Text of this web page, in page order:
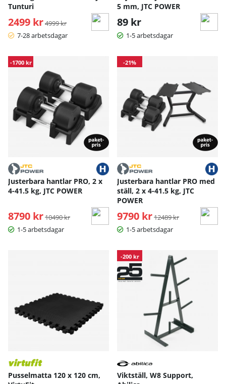
Tunturi
2499 kr Ordinarie pris:
4999 kr
7-28 arbetsdagar
5 mm, JTC POWER
89 kr
1-5 arbetsdagar
-1700 kr
Justerbara hantlar PRO, 2 x
4-41.5 kg, JTC POWER
8790 kr Ordinarie pris:
10490 kr
1-5 arbetsdagar
-21%
Justerbara hantlar PRO med
ställ, 2 x 4-41.5 kg, JTC
POWER
9790 kr Ordinarie pris:
12489 kr
1-5 arbetsdagar
Pusselmatta 120 x 120 cm,
-200 kr
Viktställ, W8 Support,